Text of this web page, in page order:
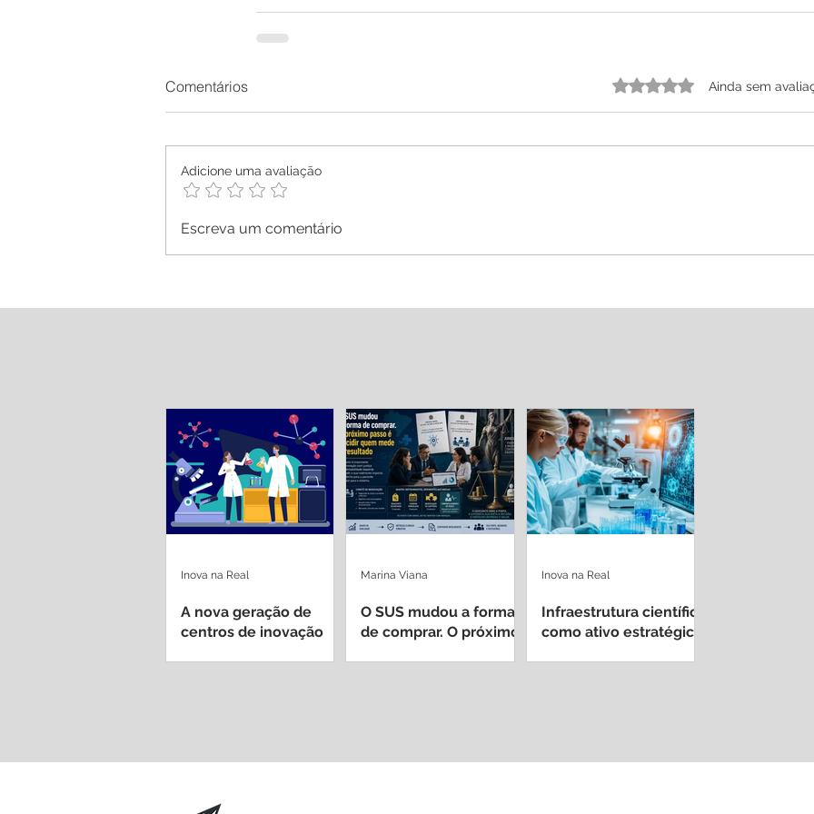
Comentários Avaliado com 0 de 5 estrelas.
Ainda sem
Adicione uma avaliação
Escreva um comentário
A nova geração de
centros de inovação
Inova na Real
O SUS mudou a forma
de comprar. O próximo
Marina Viana
Infraestrutura científica
como ativo estratégico
Inova na Real